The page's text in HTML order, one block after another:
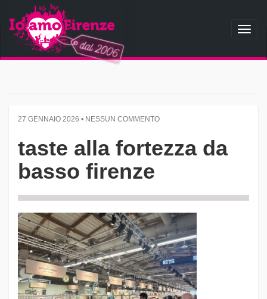
27 GENNAIO 2026 • NESSUN COMMENTO
taste alla fortezza da
basso firenze